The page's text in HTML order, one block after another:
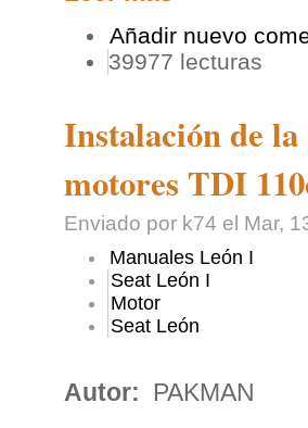
Añadir nuevo
39977 lecturas
Instalación de la
motores TDI
Enviado por k74 el Mar,
Manuales León I
Seat León I
Motor
Seat León
Autor: PAKMAN